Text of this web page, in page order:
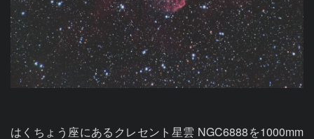
はくちょう座にあるクレセント星雲 NGC6888を1000mm